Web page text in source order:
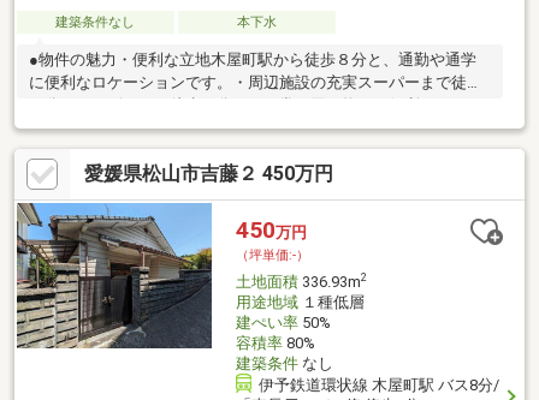
建築条件なし 本下水
●物件の魅力・便利な立地木屋町駅から徒歩８分と、通勤や通学
に便利なロケーションです。・周辺施設の充実スーパーまで徒歩
快適な住環境市街化区域・二中高住専地域に位置する閑静な住環
境です。広さ１７１．９m2のゆとりある土地で、多様なプランニ
ングが可能です。古家あり。北側前面道路：４２条に準ずる道・
狭あい申請（セットバック）必要※セットバック：狭い道路に面
する土地に建物を建てる際、道路の幅を確保するために、土地を
後退させること
愛媛県松山市吉藤２ 450万円
450万円
（坪単価:-）
土地面積336.93m2
用途地域１種低層
建ぺい率50%
容積率80%
建築条件なし
伊予鉄道環状線 木屋町駅 バス8分/